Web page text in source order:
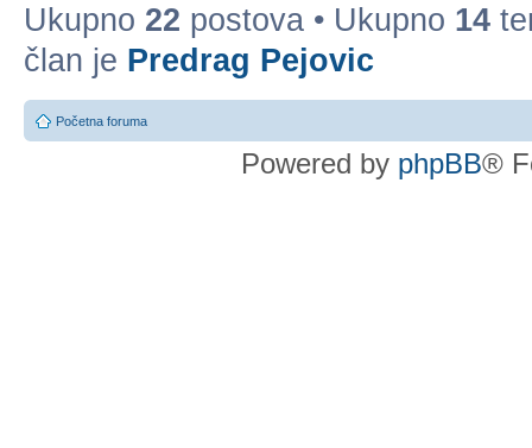
Ukupno 22 postova • Ukupno 14
član je Predrag Pejovic
Početna foruma
Powered by phpBB®